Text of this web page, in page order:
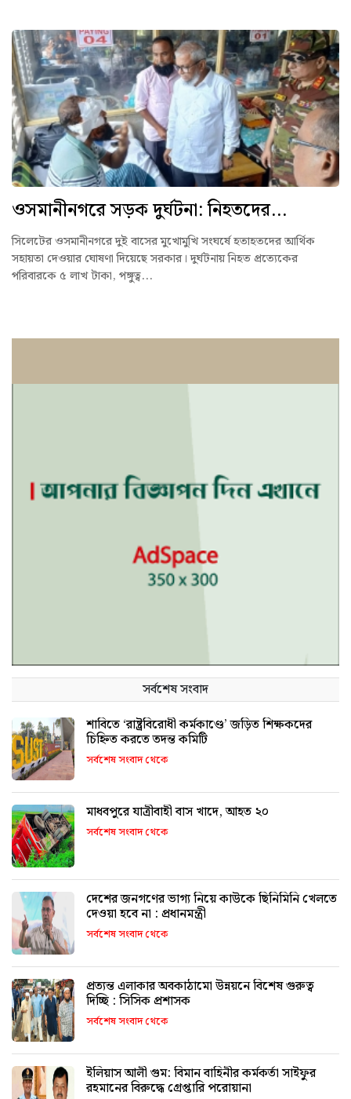
ওসমানীনগরে সড়ক দুর্ঘটনা: নিহতদের...
সিলেটের ওসমানীনগরে দুই বাসের মুখোমুখি সংঘর্ষে হতাহতদের আর্থিক
সহায়তা দেওয়ার ঘোষণা দিয়েছে সরকার। দুর্ঘটনায় নিহত প্রত্যেকের
পরিবারকে ৫ লাখ টাকা, পঙ্গুত্ব...
সর্বশেষ সংবাদ
শাবিতে ‘রাষ্ট্রবিরোধী কর্মকাণ্ডে’ জড়িত শিক্ষকদের
চিহ্নিত করতে তদন্ত কমিটি
সর্বশেষ সংবাদ থেকে
মাধবপুরে যাত্রীবাহী বাস খাদে, আহত ২০
সর্বশেষ সংবাদ থেকে
দেশের জনগণের ভাগ্য নিয়ে কাউকে ছিনিমিনি খেলতে
দেওয়া হবে না : প্রধানমন্ত্রী
সর্বশেষ সংবাদ থেকে
প্রত্যন্ত এলাকার অবকাঠামো উন্নয়নে বিশেষ গুরুত্ব
দিচ্ছি : সিসিক প্রশাসক
সর্বশেষ সংবাদ থেকে
ইলিয়াস আলী গুম: বিমান বাহিনীর কর্মকর্তা সাইফুর
রহমানের বিরুদ্ধে গ্রেপ্তারি পরোয়ানা